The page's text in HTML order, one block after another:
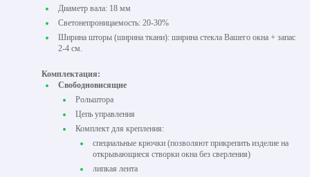
Диаметр вала: 18 мм
Светонепроницаемость: 20-30%
Ширина шторы (ширина ткани): ширина стекла Вашего окна + запас
2-4 см.
Комплектация:
Свободновисящие
Рольштора
Цепь управления
Комплект для крепления:
специальные крючки (позволяют прикрепить изделие на
открывающиеся створки окна без сверления)
липкая лента